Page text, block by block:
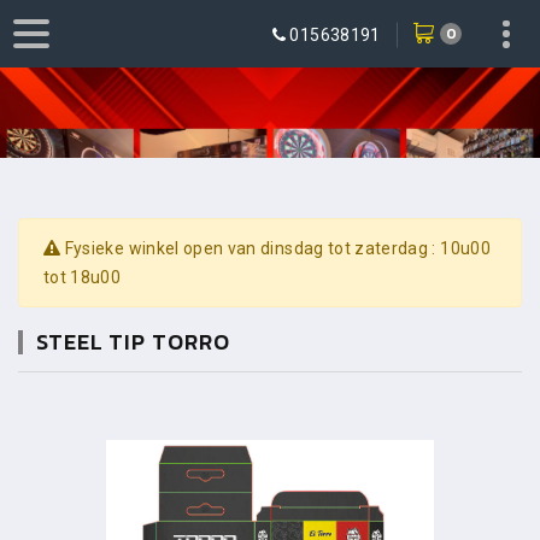
015638191 0
Fysieke winkel open van dinsdag tot zaterdag : 10u00
tot 18u00
STEEL TIP TORRO